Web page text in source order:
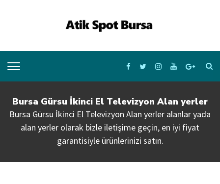
Bursa Gürsu İkinci El Televizyon Alan yerler
Bursa Gürsu İkinci El Televizyon Alan yerler alanlar yada
alan yerler olarak bizle iletişime geçin, en iyi fiyat
garantisiyle ürünlerinizi satın.